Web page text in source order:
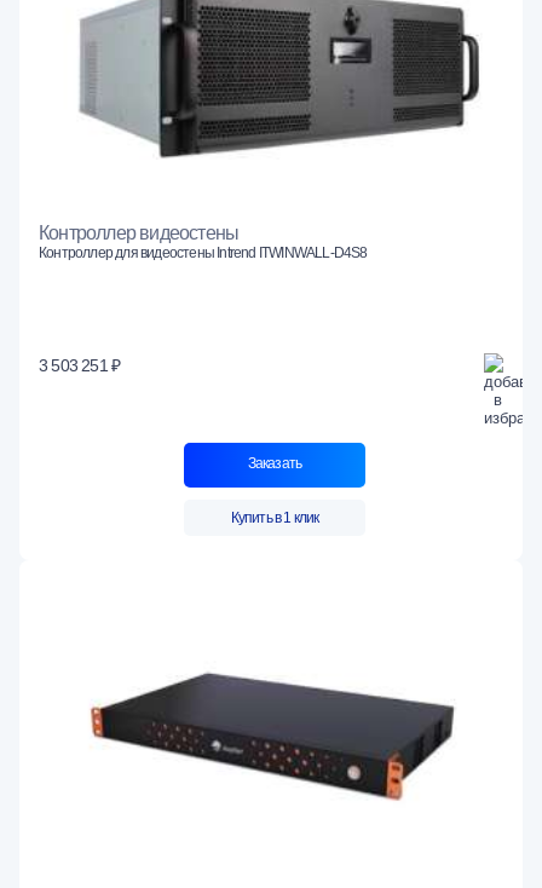
Контроллер видеостены
Контроллер для видеостены Intrend ITWINWALL-D4S8
3 503 251 ₽
Заказать
Купить в 1 клик